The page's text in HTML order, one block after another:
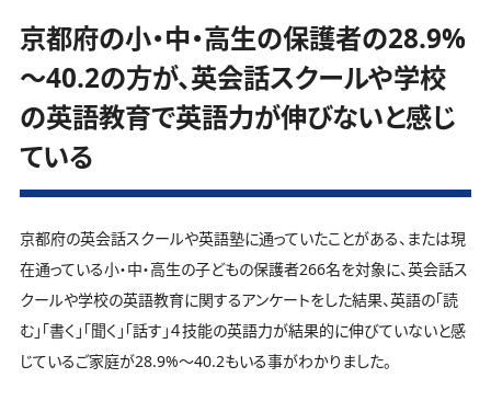
京都府の小・中・高生の保護者の28.9%
～40.2の方が、英会話スクールや学校
の英語教育で英語力が伸びないと感じ
ている
京都府の英会話スクールや英語塾に通っていたことがある、または現
在通っている小・中・高生の子どもの保護者266名を対象に、英会話ス
クールや学校の英語教育に関するアンケートをした結果、英語の「読
む」「書く」「聞く」「話す」４技能の英語力が結果的に伸びていないと感
じているご家庭が28.9%～40.2もいる事がわかりました。